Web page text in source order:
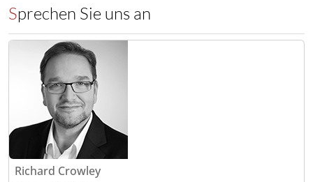
Sprechen Sie uns an
Richard Crowley